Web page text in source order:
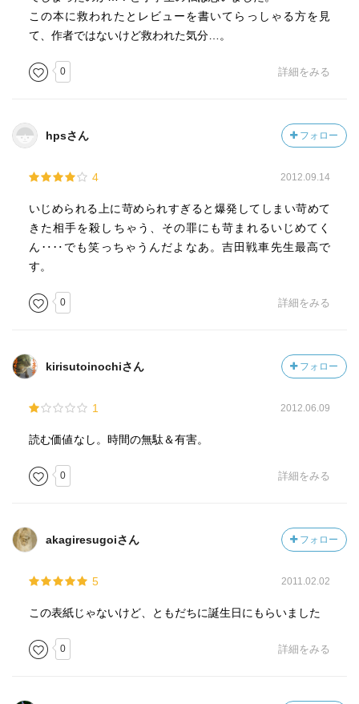
この本に救われたとレビューを書いてらっしゃる方を見
て、作者ではないけど救われた気分…。
0 詳細をみる
hpsさん フォロー
4 2012.09.14
いじめられる上に苛められすぎると爆発してしまい苛めて
きた相手を殺しちゃう、その罪にも苛まれるいじめてく
ん‥‥でも笑っちゃうんだよなあ。吉田戦車先生最高で
す。
0 詳細をみる
kirisutoinochiさん フォロー
1 2012.06.09
読む価値なし。時間の無駄＆有害。
0 詳細をみる
akagiresugoiさん フォロー
5 2011.02.02
この表紙じゃないけど、ともだちに誕生日にもらいました
0 詳細をみる